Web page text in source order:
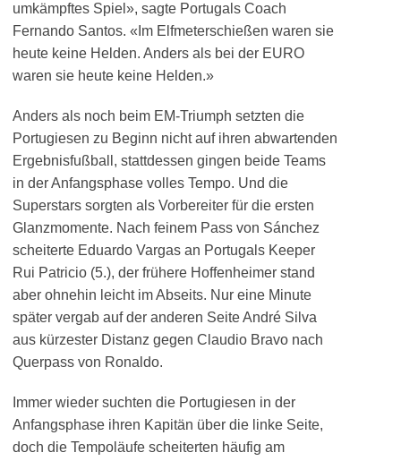
umkämpftes Spiel», sagte Portugals Coach
Fernando Santos. «Im Elfmeterschießen waren sie
heute keine Helden. Anders als bei der EURO
waren sie heute keine Helden.»
Anders als noch beim EM-Triumph setzten die
Portugiesen zu Beginn nicht auf ihren abwartenden
Ergebnisfußball, stattdessen gingen beide Teams
in der Anfangsphase volles Tempo. Und die
Superstars sorgten als Vorbereiter für die ersten
Glanzmomente. Nach feinem Pass von Sánchez
scheiterte Eduardo Vargas an Portugals Keeper
Rui Patricio (5.), der frühere Hoffenheimer stand
aber ohnehin leicht im Abseits. Nur eine Minute
später vergab auf der anderen Seite André Silva
aus kürzester Distanz gegen Claudio Bravo nach
Querpass von Ronaldo.
Immer wieder suchten die Portugiesen in der
Anfangsphase ihren Kapitän über die linke Seite,
doch die Tempoläufe scheiterten häufig am